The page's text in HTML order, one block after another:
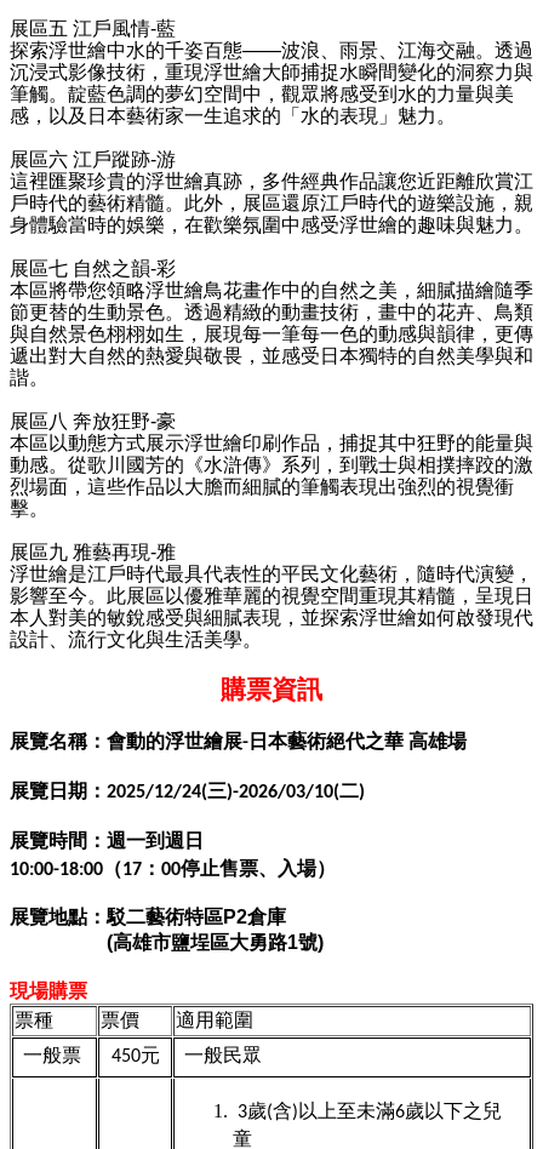
展區五 江戶風情-藍
探索浮世繪中水的千姿百態——波浪、雨景、江海交融。透過
沉浸式影像技術，重現浮世繪大師捕捉水瞬間變化的洞察力與
筆觸。靛藍色調的夢幻空間中，觀眾將感受到水的力量與美
感，以及日本藝術家一生追求的「水的表現」魅力。
展區六 江戶蹤跡-游
這裡匯聚珍貴的浮世繪真跡，多件經典作品讓您近距離欣賞江
戶時代的藝術精髓。此外，展區還原江戶時代的遊樂設施，親
身體驗當時的娛樂，在歡樂氛圍中感受浮世繪的趣味與魅力。
展區七 自然之韻-彩
本區將帶您領略浮世繪鳥花畫作中的自然之美，細膩描繪隨季
節更替的生動景色。透過精緻的動畫技術，畫中的花卉、鳥類
與自然景色栩栩如生，展現每一筆每一色的動感與韻律，更傳
遞出對大自然的熱愛與敬畏，並感受日本獨特的自然美學與和
諧。
展區八 奔放狂野-豪
本區以動態方式展示浮世繪印刷作品，捕捉其中狂野的能量與
動感。從歌川國芳的《水滸傳》系列，到戰士與相撲摔跤的激
烈場面，這些作品以大膽而細膩的筆觸表現出強烈的視覺衝
擊。
展區九 雅藝再現-雅
浮世繪是江戶時代最具代表性的平民文化藝術，隨時代演變，
影響至今。此展區以優雅華麗的視覺空間重現其精髓，呈現日
本人對美的敏銳感受與細膩表現，並探索浮世繪如何啟發現代
設計、流行文化與生活美學。
購票資訊
展覽名稱：會動的浮世繪展-日本藝術絕代之華 高雄場
展覽日期：2025/12/24(三)-2026/03/10(二)
展覽時間：週一到週日
10:00-18:00 （17：00停止售票、入場）
展覽地點：駁二藝術特區P2倉庫
(高雄市鹽埕區大勇路1號)
現場購票
票種
票價 適用範圍
一般票 450元 一般民眾
3歲(含)以上至未滿6歲以下之兒
童